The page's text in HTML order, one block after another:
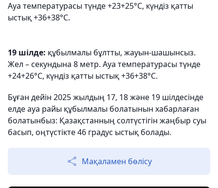
Ауа температурасы түнде +23+25°C, күндіз қатты
ыстық +36+38°C.
19 шілде: құбылмалы бұлтты, жауын-шашынсыз.
Жел – секундына 8 метр. Ауа температурасы түнде
+24+26°C, күндіз қатты ыстық +36+38°C.
Бұған дейін 2025 жылдың 17, 18 және 19 шілдесінде
елде ауа райы құбылмалы болатынын хабарлаған
болатынбыз: Қазақстанның солтүстігін жаңбыр суы
басып, оңтүстікте 46 градус ыстық болады.
Мақаламен бөлісу